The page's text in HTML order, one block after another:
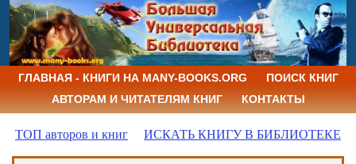
ГЛАВНАЯ - КНИГИ НА MANY-BOOKS.ORG
ПОИСК КНИГ
АВТОРАМ И ЧИТАТЕЛЯМ КНИГ
КОНТАКТЫ
ТОП авторов и книг ИСКАТЬ КНИГУ В БИБЛИОТЕКЕ